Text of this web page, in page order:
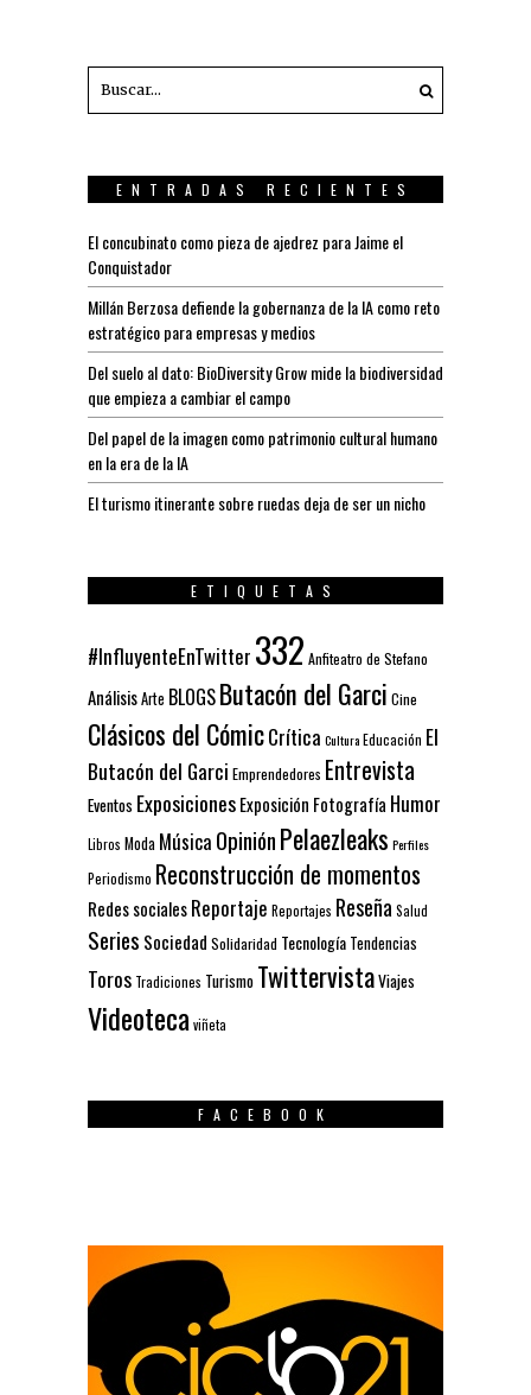
ENTRADAS RECIENTES
El concubinato como pieza de ajedrez para Jaime el
Conquistador
Millán Berzosa defiende la gobernanza de la IA como reto
estratégico para empresas y medios
Del suelo al dato: BioDiversity Grow mide la biodiversidad
que empieza a cambiar el campo
Del papel de la imagen como patrimonio cultural humano
en la era de la IA
El turismo itinerante sobre ruedas deja de ser un nicho
ETIQUETAS
#InfluyenteEnTwitter 332 Anfiteatro de Stefano
AnálisisArte BLOGSButacón del Garci Cine
Clásicos del CómicCrítica CulturaEducación El
Butacón del Garci Emprendedores Entrevista
Eventos ExposicionesExposición Fotografía Humor
Libros Moda Música OpiniónPelaezleaks Perfiles
Periodismo Reconstrucción de momentos
Redes socialesReportaje Reportajes Reseña Salud
Series Sociedad Solidaridad Tecnología Tendencias
Toros Tradiciones Turismo TwittervistaViajes
Videoteca viñeta
FACEBOOK